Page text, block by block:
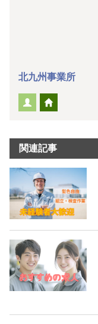
北九州事業所
関連記事